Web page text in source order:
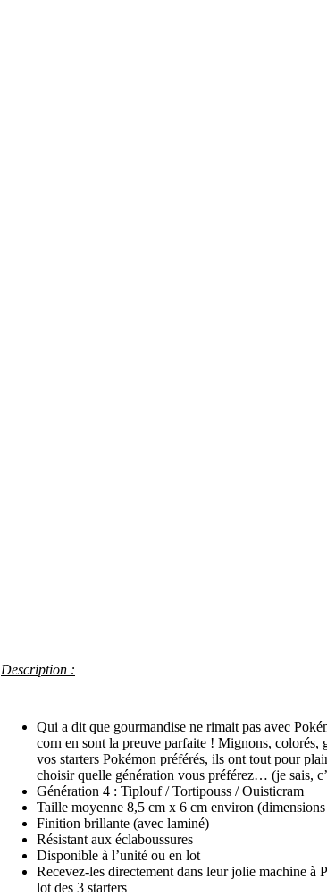
Description :
Qui a dit que gourmandise ne rimait pas avec
corn en sont la preuve parfaite ! Mignons, colorés,
vos starters Pokémon préférés, ils ont tout pour
choisir quelle génération vous préférez… (je sais,
Génération 4 : Tiplouf / Tortipouss / Ouisticram
Taille moyenne 8,5 cm x 6 cm environ
Finition brillante (avec laminé)
Résistant aux éclaboussures
Disponible à l’unité ou en lot
Recevez-les directement dans leur jolie machine à
lot des 3 starters